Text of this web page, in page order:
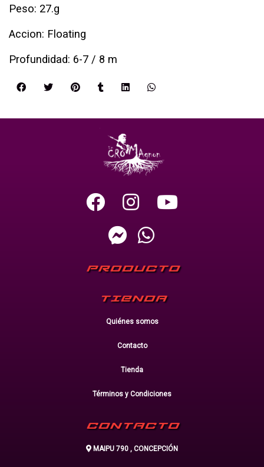
Peso: 27.g
Accion: Floating
Profundidad: 6-7 / 8 m
PRODUCTO
TIENDA
Quiénes somos
Contacto
Tienda
Términos y Condiciones
CONTACTO
MAIPU 790 , CONCEPCIÓN